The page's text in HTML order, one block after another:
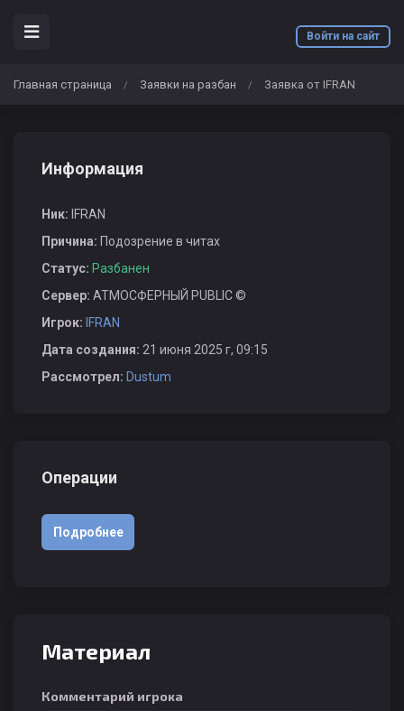
Войти на сайт
Главная страница / Заявки на разбан / Заявка от IFRAN
Информация
Ник: IFRAN
Причина: Подозрение в читах
Статус: Разбанен
Сервер: АТМОСФЕРНЫЙ PUBLIC ©
Игрок: IFRAN
Дата создания: 21 июня 2025 г, 09:15
Рассмотрел: Dustum
Операции
Подробнее
Материал
Комментарий игрока